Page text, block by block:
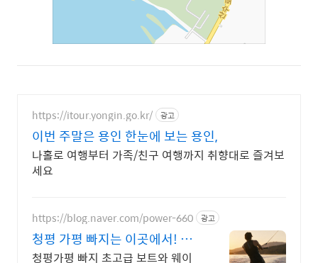
https://itour.yongin.go.kr/ 광고
이번 주말은 용인 한눈에 보는 용인,
나홀로 여행부터 가족/친구 여행까지 취향대로 즐겨보
세요
https://blog.naver.com/power-660 광고
청평 가평 빠지는 이곳에서! 클
럽노래와 매점, 주차장완비
청평가평 빠지 초고급 보트와 웨이